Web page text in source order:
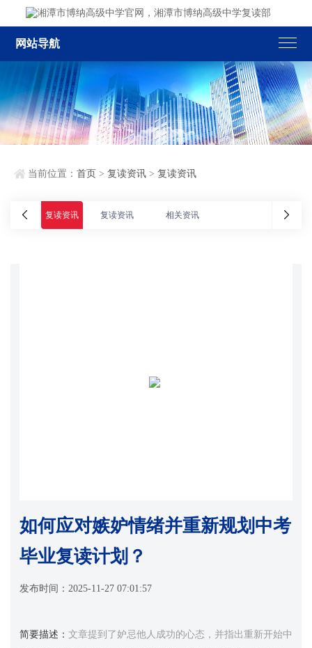
网站导航
当前位置：首页 >复读资讯 >复读资讯
复读资讯 复读资讯 相关资讯
如何应对嫉妒情绪并重新规划中考
毕业复读计划？
发布时间： 2025-11-27 07:01:57
简要描述： 文章提到了妒忌他人成功的心态，并指出重新开始中